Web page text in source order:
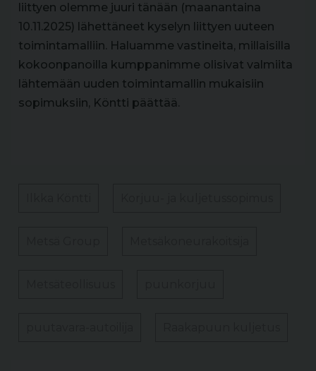
liittyen olemme juuri tänään (maanantaina
10.11.2025) lähettäneet kyselyn liittyen uuteen
toimintamalliin. Haluamme vastineita, millaisilla
kokoonpanoilla kumppanimme olisivat valmiita
lähtemään uuden toimintamallin mukaisiin
sopimuksiin, Köntti päättää.